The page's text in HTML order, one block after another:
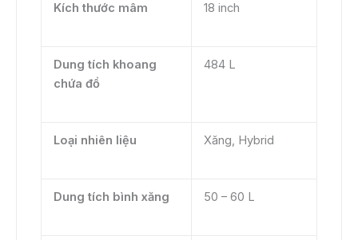
Kích thước mâm 18 inch
Dung tích khoang
chứa đồ
484 L
Loại nhiên liệu Xăng, Hybrid
Dung tích bình xăng 50 – 60 L